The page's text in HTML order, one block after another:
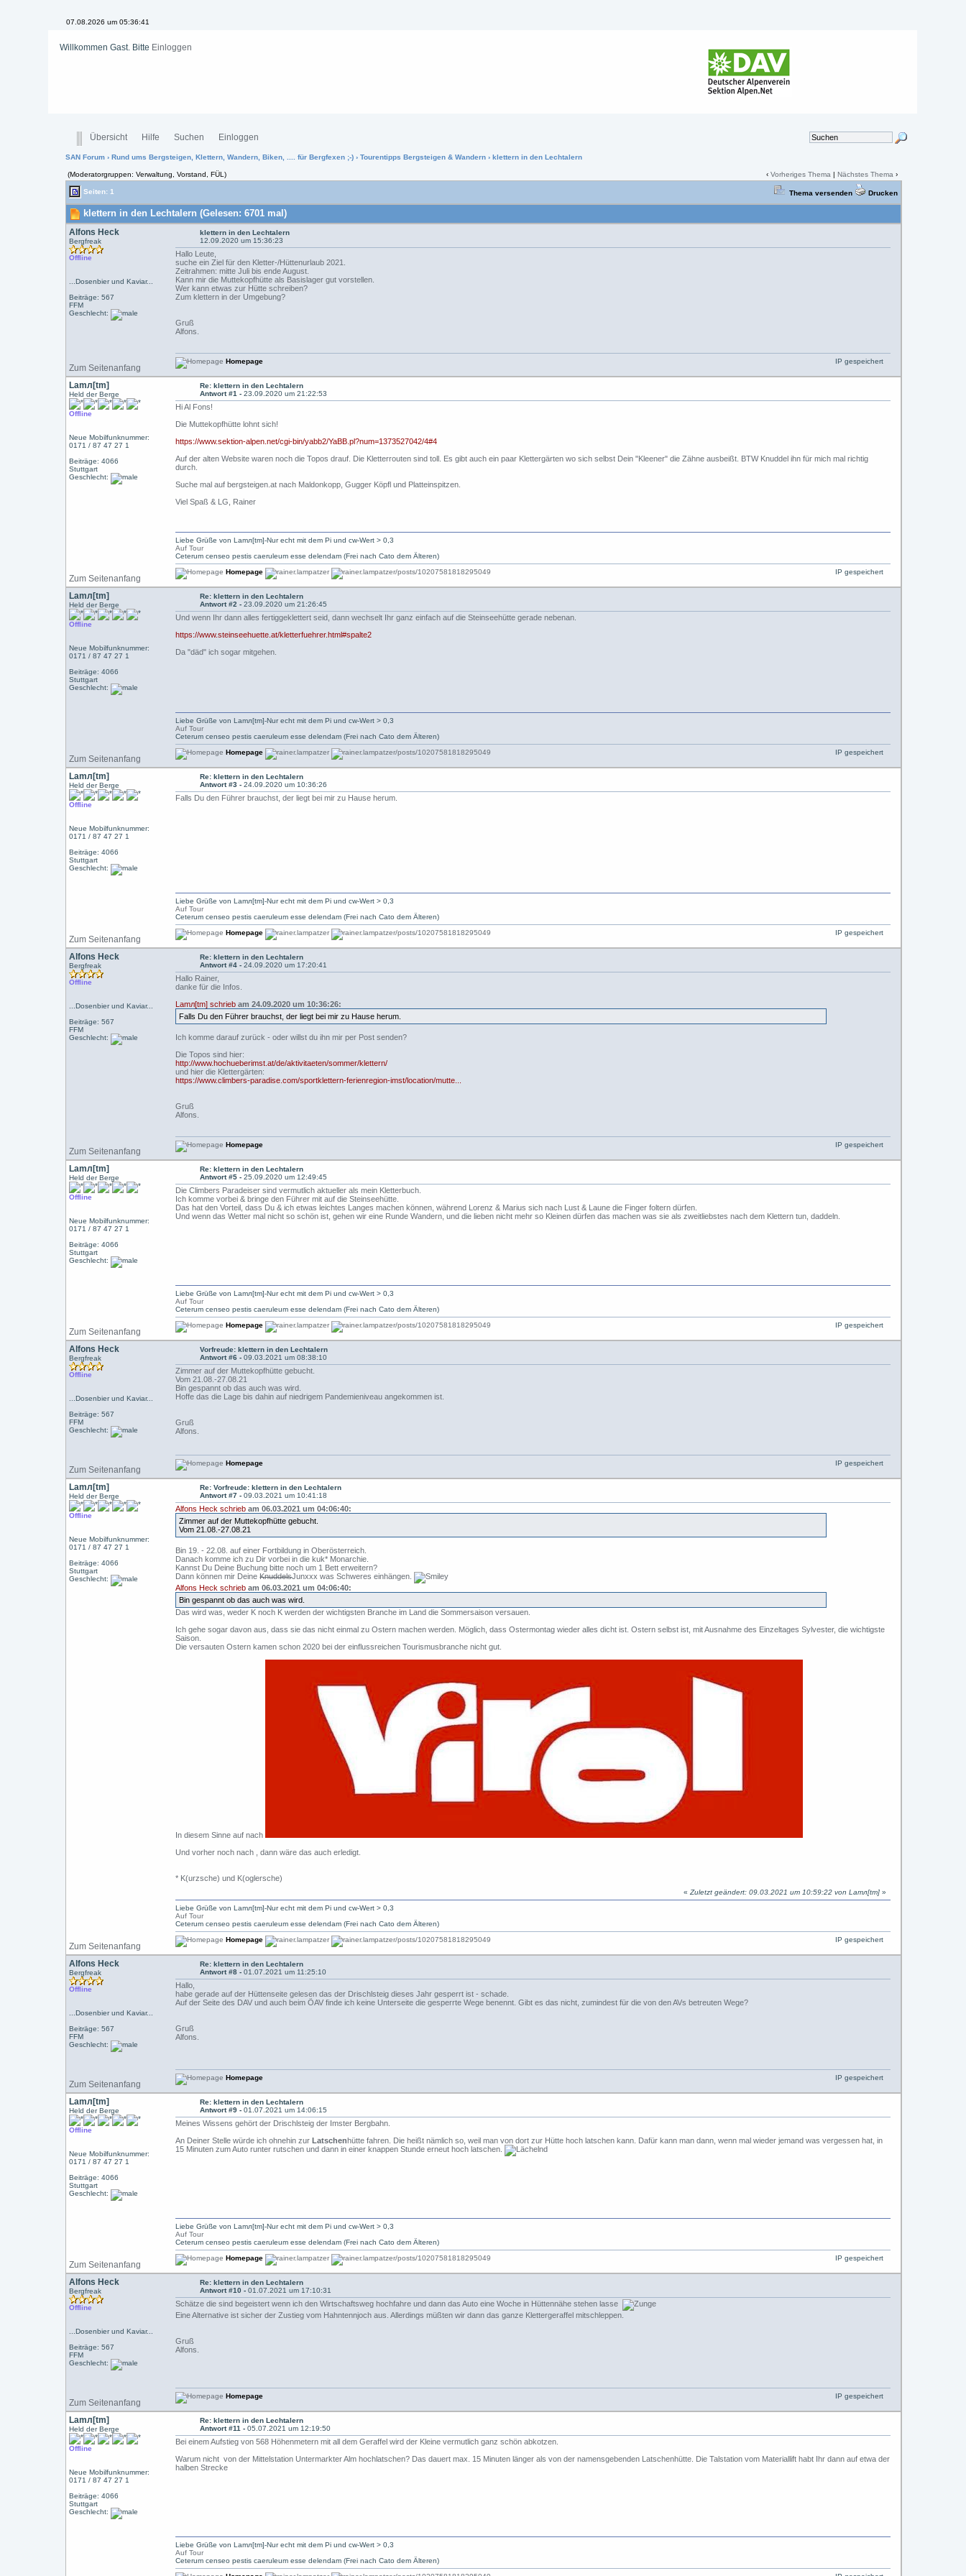
07.08.2026 um 05:36:42
Willkommen Gast. Bitte Einloggen
Übersicht Hilfe Suchen Einloggen
SAN Forum ›Rund ums Bergsteigen, Klettern, Wandern, Biken, .... für Bergfexen ;-) ›Tourentipps Bergsteigen & Wandern › klettern in den Lechtalern
(Moderatorgruppen: Verwaltung, Vorstand, FÜL) ‹Vorheriges Thema |Nächstes Thema ›
Seiten: 1 Thema versenden Drucken
klettern in den Lechtalern (Gelesen: 6701 mal)
Alfons Heck
Bergfreak
Offline
...Dosenbier und Kaviar...
Beiträge: 567
FFM
Geschlecht:
klettern in den Lechtalern
12.09.2020 um 15:36:23
Hallo Leute,
suche ein Ziel für den Kletter-/Hüttenurlaub 2021.
Zeitrahmen: mitte Juli bis ende August.
Kann mir die Muttekopfhütte als Basislager gut vorstellen.
Wer kann etwas zur Hütte schreiben?
Zum klettern in der Umgebung?
Gruß
Alfons.
Zum Seitenanfang
Homepage IP gespeichert
Lamл[tm]
Held der Berge
Offline
Neue Mobilfunknummer:
0171 / 87 47 27 1
Beiträge: 4066
Stuttgart
Geschlecht:
Re: klettern in den Lechtalern
Antwort #1 -23.09.2020 um 21:22:53
Hi Al Fons!
Die Muttekopfhütte lohnt sich!
https://www.sektion-alpen.net/cgi-bin/yabb2/YaBB.pl?num=1373527042/4#4
Auf der alten Website waren noch die Topos drauf. Die Kletterrouten sind toll. Es gibt auch ein paar Klettergärten wo sich selbst Dein "Kleener" die Zähne ausbeißt. BTW Knuddel ihn für mich mal richtig
durch.
Suche mal auf bergsteigen.at nach Maldonkopp, Gugger Köpfl und Platteinspitzen.
Viel Spaß & LG, Rainer
Zum Seitenanfang
Liebe Grüße von Lamл[tm]-Nur echt mit dem Pi und cw-Wert > 0,3
Auf Tour
Ceterum censeo pestis caeruleum esse delendam (Frei nach Cato dem Älteren)
Homepage
IP gespeichert
Lamл[tm]
Held der Berge
Offline
Neue Mobilfunknummer:
0171 / 87 47 27 1
Beiträge: 4066
Stuttgart
Geschlecht:
Re: klettern in den Lechtalern
Antwort #2 -23.09.2020 um 21:26:45
Und wenn Ihr dann alles fertiggeklettert seid, dann wechselt Ihr ganz einfach auf die Steinseehütte gerade nebenan.
https://www.steinseehuette.at/kletterfuehrer.html#spalte2
Da "däd" ich sogar mitgehen.
Zum Seitenanfang
Liebe Grüße von Lamл[tm]-Nur echt mit dem Pi und cw-Wert > 0,3
Auf Tour
Ceterum censeo pestis caeruleum esse delendam (Frei nach Cato dem Älteren)
Homepage
IP gespeichert
Lamл[tm]
Held der Berge
Offline
Neue Mobilfunknummer:
0171 / 87 47 27 1
Beiträge: 4066
Stuttgart
Geschlecht:
Re: klettern in den Lechtalern
Antwort #3 -24.09.2020 um 10:36:26
Falls Du den Führer brauchst, der liegt bei mir zu Hause herum.
Zum Seitenanfang
Liebe Grüße von Lamл[tm]-Nur echt mit dem Pi und cw-Wert > 0,3
Auf Tour
Ceterum censeo pestis caeruleum esse delendam (Frei nach Cato dem Älteren)
Homepage
IP gespeichert
Alfons Heck
Bergfreak
Offline
...Dosenbier und Kaviar...
Beiträge: 567
FFM
Geschlecht:
Re: klettern in den Lechtalern
Antwort #4 -24.09.2020 um 17:20:41
Hallo Rainer,
danke für die Infos.
Lamл[tm] schrieb am 24.09.2020 um 10:36:26:
Falls Du den Führer brauchst, der liegt bei mir zu Hause herum.
Ich komme darauf zurück - oder willst du ihn mir per Post senden?
Die Topos sind hier:
http://www.hochueberimst.at/de/aktivitaeten/sommer/klettern/
und hier die Klettergärten:
https://www.climbers-paradise.com/sportklettern-ferienregion-imst/location/mutte...
Gruß
Alfons.
Zum Seitenanfang
Homepage IP gespeichert
Lamл[tm]
Held der Berge
Offline
Neue Mobilfunknummer:
0171 / 87 47 27 1
Beiträge: 4066
Stuttgart
Geschlecht:
Re: klettern in den Lechtalern
Antwort #5 -25.09.2020 um 12:49:45
Die Climbers Paradeiser sind vermutlich aktueller als mein Kletterbuch.
Ich komme vorbei & bringe den Führer mit auf die Steinseehütte.
Das hat den Vorteil, dass Du & ich etwas leichtes Langes machen können, während Lorenz & Marius sich nach Lust & Laune die Finger foltern dürfen.
Und wenn das Wetter mal nicht so schön ist, gehen wir eine Runde Wandern, und die lieben nicht mehr so Kleinen dürfen das machen was sie als zweitliebstes nach dem Klettern tun, daddeln.
Zum Seitenanfang
Liebe Grüße von Lamл[tm]-Nur echt mit dem Pi und cw-Wert > 0,3
Auf Tour
Ceterum censeo pestis caeruleum esse delendam (Frei nach Cato dem Älteren)
Homepage
IP gespeichert
Alfons Heck
Bergfreak
Offline
...Dosenbier und Kaviar...
Beiträge: 567
FFM
Geschlecht:
Vorfreude: klettern in den Lechtalern
Antwort #6 -09.03.2021 um 08:38:10
Zimmer auf der Muttekopfhütte gebucht.
Vom 21.08.-27.08.21
Bin gespannt ob das auch was wird.
Hoffe das die Lage bis dahin auf niedrigem Pandemieniveau angekommen ist.
Gruß
Alfons.
Zum Seitenanfang
Homepage IP gespeichert
Lamл[tm]
Held der Berge
Offline
Neue Mobilfunknummer:
0171 / 87 47 27 1
Beiträge: 4066
Stuttgart
Geschlecht:
Re: Vorfreude: klettern in den Lechtalern
Antwort #7 -09.03.2021 um 10:41:18
Alfons Heck schrieb am 06.03.2021 um 04:06:40:
Zimmer auf der Muttekopfhütte gebucht.
Vom 21.08.-27.08.21
Bin 19. - 22.08. auf einer Fortbildung in Oberösterreich.
Danach komme ich zu Dir vorbei in die kuk* Monarchie.
Kannst Du Deine Buchung bitte noch um 1 Bett erweitern?
Dann können mir DeineKnuddelsJunxxx was Schweres einhängen.
Alfons Heck schrieb am 06.03.2021 um 04:06:40:
Bin gespannt ob das auch was wird.
Das wird was, weder K noch K werden der wichtigsten Branche im Land die Sommersaison versauen.
Ich gehe sogar davon aus, dass sie das nicht einmal zu Ostern machen werden. Möglich, dass Ostermontag wieder alles dicht ist. Ostern selbst ist, mit Ausnahme des Einzeltages Sylvester, die wichtigste
Saison.
Die versauten Ostern kamen schon 2020 bei der einflussreichen Tourismusbranche nicht gut.
In diesem Sinne auf nach
Und vorher noch nach
, dann wäre das auch erledigt.
* K(urzsche) und K(oglersche)
Zum Seitenanfang
«Zuletzt geändert: 09.03.2021 um 10:59:22 von Lamл[tm] »
Liebe Grüße von Lamл[tm]-Nur echt mit dem Pi und cw-Wert > 0,3
Auf Tour
Ceterum censeo pestis caeruleum esse delendam (Frei nach Cato dem Älteren)
Homepage
IP gespeichert
Alfons Heck
Bergfreak
Offline
...Dosenbier und Kaviar...
Beiträge: 567
FFM
Geschlecht:
Re: klettern in den Lechtalern
Antwort #8 -01.07.2021 um 11:25:10
Hallo,
habe gerade auf der Hüttenseite gelesen das der Drischlsteig dieses Jahr gesperrt ist - schade.
Auf der Seite des DAV und auch beim ÖAV finde ich keine Unterseite die gesperrte Wege benennt. Gibt es das nicht, zumindest für die von den AVs betreuten Wege?
Gruß
Alfons.
Zum Seitenanfang
Homepage IP gespeichert
Lamл[tm]
Held der Berge
Offline
Neue Mobilfunknummer:
0171 / 87 47 27 1
Beiträge: 4066
Stuttgart
Geschlecht:
Re: klettern in den Lechtalern
Antwort #9 -01.07.2021 um 14:06:15
Meines Wissens gehört der Drischlsteig der Imster Bergbahn.
An Deiner Stelle würde ich ohnehin zurLatschenhütte fahren. Die heißt nämlich so, weil man von dort zur Hütte hoch latschen kann. Dafür kann man dann, wenn mal wieder jemand was vergessen hat, in
15 Minuten zum Auto runter rutschen und dann in einer knappen Stunde erneut hoch latschen.
Zum Seitenanfang
Liebe Grüße von Lamл[tm]-Nur echt mit dem Pi und cw-Wert > 0,3
Auf Tour
Ceterum censeo pestis caeruleum esse delendam (Frei nach Cato dem Älteren)
Homepage
IP gespeichert
Alfons Heck
Bergfreak
Offline
...Dosenbier und Kaviar...
Beiträge: 567
FFM
Geschlecht:
Re: klettern in den Lechtalern
Antwort #10 -01.07.2021 um 17:10:31
Schätze die sind begeistert wenn ich den Wirtschaftsweg hochfahre und dann das Auto eine Woche in Hüttennähe stehen lasse
Eine Alternative ist sicher der Zustieg vom Hahntennjoch aus. Allerdings müßten wir dann das ganze Klettergeraffel mitschleppen.
Gruß
Alfons.
Zum Seitenanfang
Homepage IP gespeichert
Lamл[tm]
Held der Berge
Offline
Neue Mobilfunknummer:
0171 / 87 47 27 1
Beiträge: 4066
Stuttgart
Geschlecht:
Re: klettern in den Lechtalern
Antwort #11 -05.07.2021 um 12:19:50
Bei einem Aufstieg von 568 Höhenmetern mit all dem Geraffel wird der Kleine vermutlich ganz schön abkotzen.
Warum nicht von der Mittelstation Untermarkter Alm hochlatschen? Das dauert max. 15 Minuten länger als von der namensgebenden Latschenhütte. Die Talstation vom Materiallift habt Ihr dann auf etwa der
halben Strecke
Liebe Grüße von Lamл[tm]-Nur echt mit dem Pi und cw-Wert > 0,3
Auf Tour
Ceterum censeo pestis caeruleum esse delendam (Frei nach Cato dem Älteren)